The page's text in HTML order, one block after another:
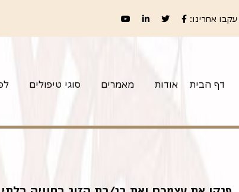
עקבו אחרינו:
דף הבית אודות מאמרים סוגי טיפולים